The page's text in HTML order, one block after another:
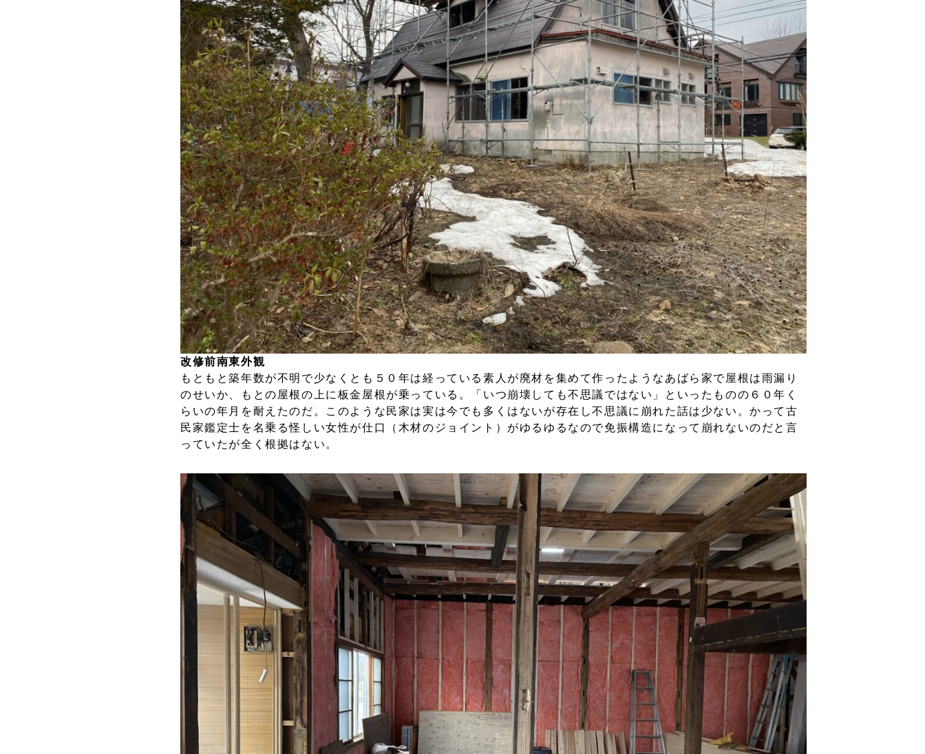
改修前南東外観
もともと築年数が不明で少なくとも５０年は経っている素人が廃材を集めて作ったようなあばら家で屋根は雨漏り
のせいか、もとの屋根の上に板金屋根が乗っている。「いつ崩壊しても不思議ではない」といったものの６０年く
らいの年月を耐えたのだ。このような民家は実は今でも多くはないが存在し不思議に崩れた話は少ない。かって古
民家鑑定士を名乗る怪しい女性が仕口（木材のジョイント）がゆるゆるなので免振構造になって崩れないのだと言
っていたが全く根拠はない。